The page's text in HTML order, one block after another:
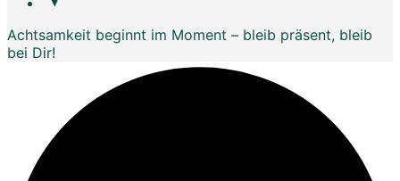
Achtsamkeit beginnt im Moment – bleib präsent, bleib
bei Dir!